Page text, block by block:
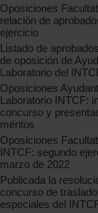
Oposiciones
relación de
ejercicio
Listado de
de oposición de
Laboratorio del
Oposiciones
Laboratorio INTCF:
concurso y
méritos
Oposiciones
INTCF: segundo
marzo de 2022
Publicada la
concurso de
especiales del